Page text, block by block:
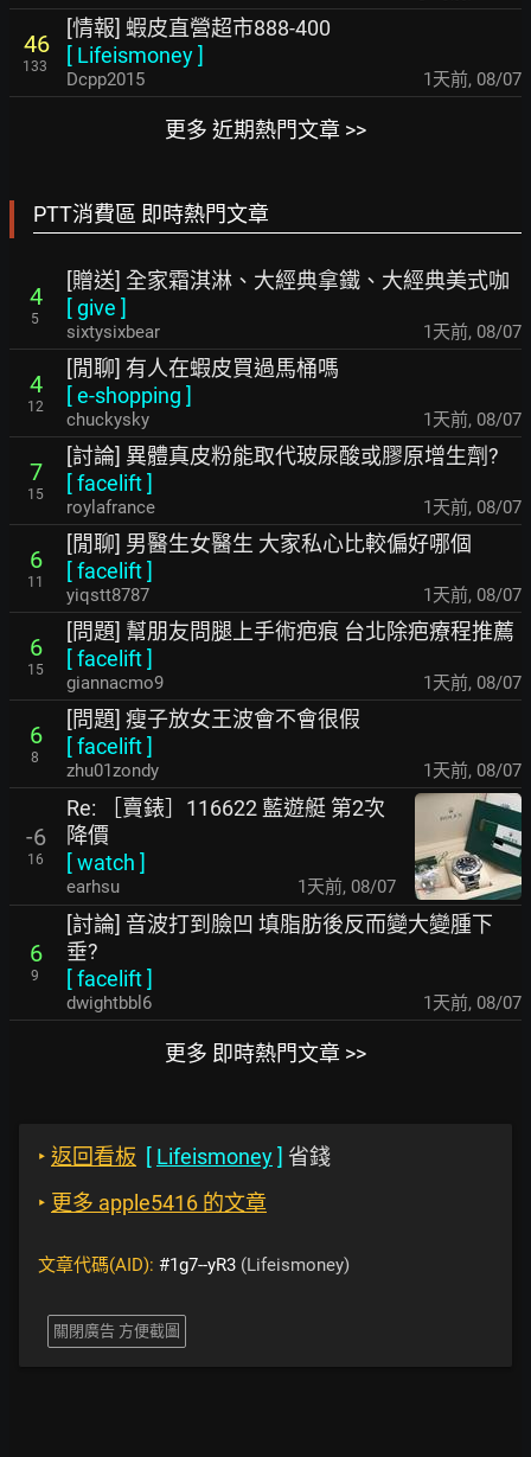
46
133
[情報] 蝦皮直營超市888-400
[ Lifeismoney]
Dcpp2015 1天前, 08/07
更多 近期熱門文章 >>
PTT消費區 即時熱門文章
4
5
[贈送] 全家霜淇淋、大經典拿鐵、大經典美式咖
[give ]
sixtysixbear 1天前, 08/07
4
12
[閒聊] 有人在蝦皮買過馬桶嗎
[e-shopping ]
chuckysky 1天前, 08/07
7
15
[討論] 異體真皮粉能取代玻尿酸或膠原增生劑?
[facelift]
roylafrance 1天前, 08/07
6
11
[閒聊] 男醫生女醫生 大家私心比較偏好哪個
[facelift]
yiqstt8787 1天前, 08/07
6
15
[問題] 幫朋友問腿上手術疤痕 台北除疤療程推薦
[facelift]
giannacmo9 1天前, 08/07
6
8
[問題] 瘦子放女王波會不會很假
[facelift]
zhu01zondy 1天前, 08/07
-6
16
Re: ［賣錶］116622 藍遊艇 第2次
降價
[watch ]
earhsu 1天前, 08/07
6
9
[討論] 音波打到臉凹 填脂肪後反而變大變腫下
垂?
[facelift]
dwightbbl6 1天前, 08/07
更多 即時熱門文章 >>
‣ 返回看板 [ Lifeismoney] 省錢
‣ 更多 apple5416 的文章
文章代碼(AID): #1g7--yR3 (Lifeismoney)
關閉廣告 方便截圖